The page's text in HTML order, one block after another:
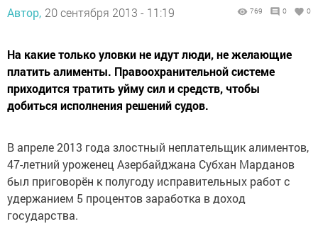
Автор, 20 сентября 2013 - 11:19 769 0 0
На какие только уловки не идут люди, не желающие
платить алименты. Правоохранительной системе
приходится тратить уйму сил и средств, чтобы
добиться исполнения решений судов.
В апреле 2013 года злостный неплательщик алиментов,
47-летний уроженец Азербайджана Субхан Марданов
был приговорён к полугоду исправительных работ с
удержанием 5 процентов заработка в доход
государства.